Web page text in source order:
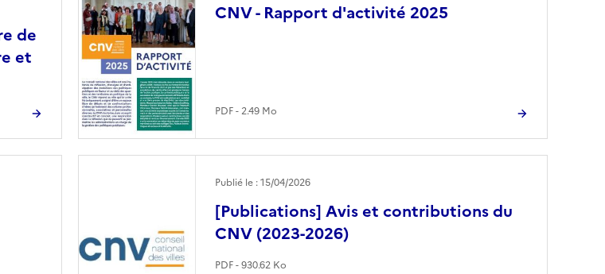
de
et
CNV - Rapport d'activité 2025
PDF - 2.49 Mo
[Publications] Avis et contributions du
CNV (2023-2026)
Publié le : 15/04/2026
PDF - 930.62 Ko